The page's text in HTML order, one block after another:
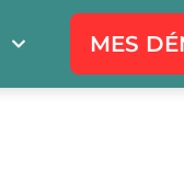
MES